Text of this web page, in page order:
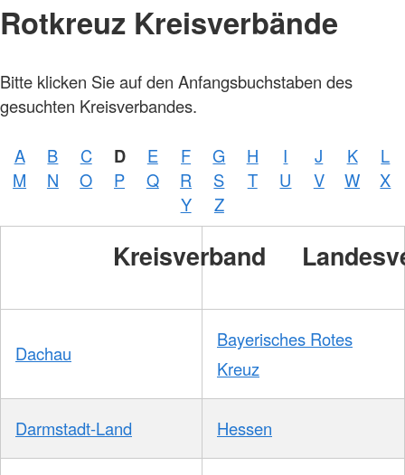
Rotkreuz Kreisverbände
Bitte klicken Sie auf den Anfangsbuchstaben des
gesuchten Kreisverbandes.
A B C D E F G H I J K
L
M
N O P Q R S T U V W
X
Y
Z
Kreisverband
Dachau
Bayerisches Rotes
Kreuz
Darmstadt-Land Hessen
Foto:
/